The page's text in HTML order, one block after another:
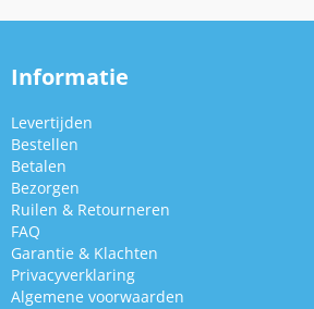
Informatie
Levertijden
Bestellen
Betalen
Bezorgen
Ruilen & Retourneren
FAQ
Garantie & Klachten
Privacyverklaring
Algemene voorwaarden